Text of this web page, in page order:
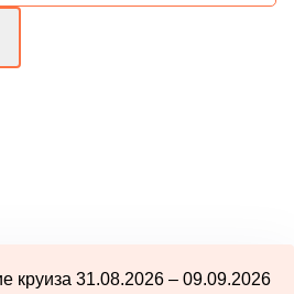
круиза 31.08.2026 – 09.09.2026